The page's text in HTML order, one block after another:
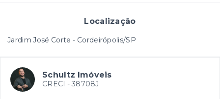
Localização
Jardim José Corte - Cordeirópolis/SP
Schultz Imóveis
CRECI - 38708J